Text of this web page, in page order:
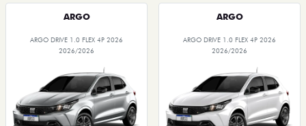
ARGO
ARGO DRIVE 1.0 FLEX 4P 2026
2026/2026
ARGO
ARGO DRIVE 1.0 FLEX 4P 2026
2026/2026